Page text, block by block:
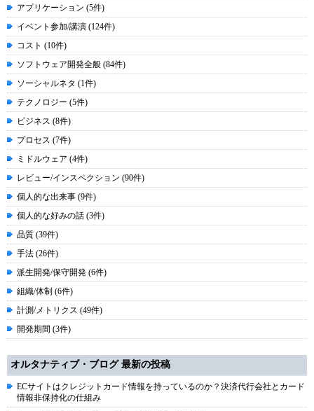
アプリケーション (5件)
イベント参加/講演 (124件)
コスト (10件)
ソフトウェア開発全般 (84件)
ソーシャルネタ (1件)
テクノロジー (5件)
ビジネス (8件)
プロセス (7件)
ミドルウェア (4件)
レビュー/インスペクション (90件)
個人的な出来事 (9件)
個人的な好みの話 (3件)
品質 (39件)
手法 (26件)
派生開発/保守開発 (6件)
組織/体制 (6件)
計測/メトリクス (49件)
開発期間 (3件)
オルタナティブ・ブログ 最新の投稿
ECサイトはクレジットカード情報を持っているのか？決済代行会社とカード
情報非保持化の仕組み